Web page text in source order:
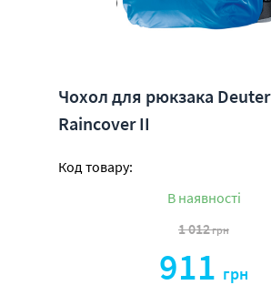
Чохол для рюкзака Deuter
Raincover II
Код товару:
В наявності
1 012грн
911 грн